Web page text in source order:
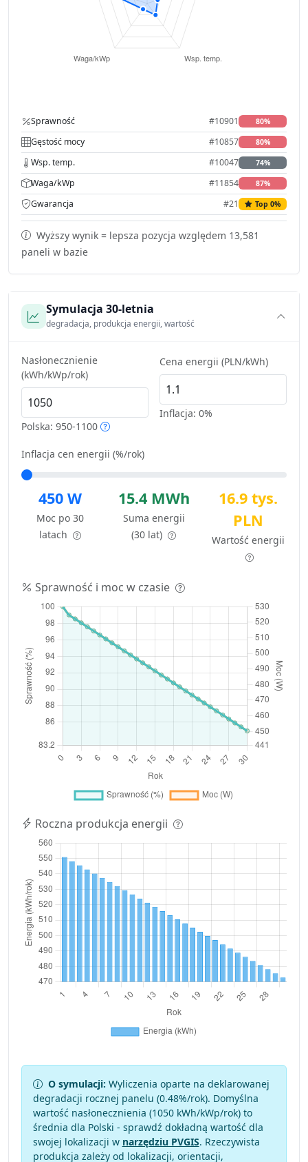
Sprawność #10901 80%
Gęstość mocy #10857 80%
Wsp. temp. #10047 74%
Waga/kWp #11854 87%
Gwarancja #21 Top 0%
Wyższy wynik = lepsza pozycja względem 13,581
paneli w bazie
Symulacja 30-letnia
degradacja, produkcja energii, wartość
Nasłonecznienie
(kWh/kWp/rok)
Polska: 950-1100
Cena energii (PLN/kWh)
Inflacja: 0%
Inflacja cen energii (%/rok)
450 W
Moc po 30
latach
15.4 MWh
Suma energii
(30 lat)
16.9 tys.
PLN
Wartość energii
Sprawność i moc w czasie
Roczna produkcja energii
O symulacji: Wyliczenia oparte na deklarowanej
degradacji rocznej panelu (0.48%/rok). Domyślna
wartość nasłonecznienia (1050 kWh/kWp/rok) to
średnia dla Polski - sprawdź dokładną wartość dla
swojej lokalizacji w narzędziu PVGIS. Rzeczywista
produkcja zależy od lokalizacji, orientacji,